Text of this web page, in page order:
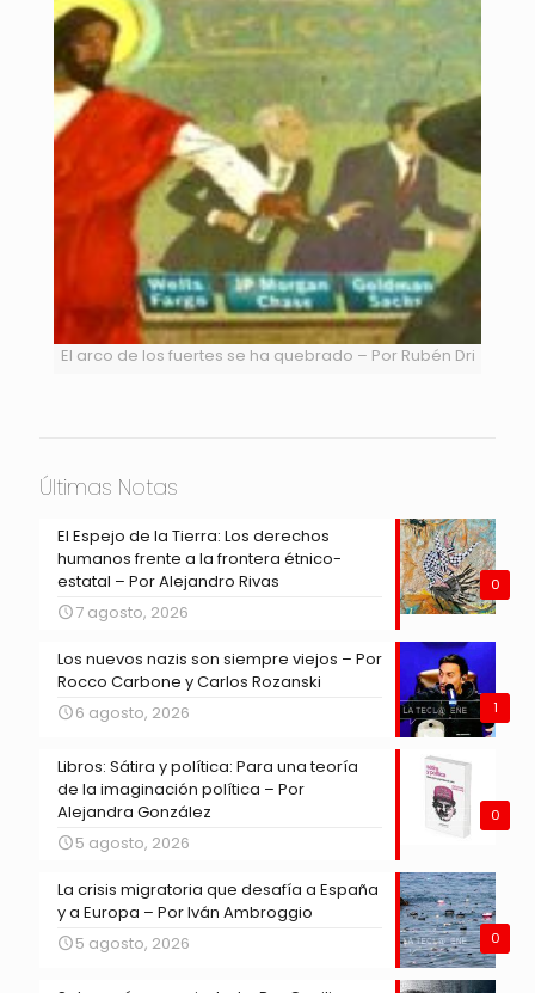
El arco de los fuertes se ha quebrado – Por Rubén Dri
Últimas Notas
0
El Espejo de la Tierra: Los derechos
humanos frente a la frontera étnico-
estatal – Por Alejandro Rivas
7 agosto, 2026
1
Los nuevos nazis son siempre viejos – Por
Rocco Carbone y Carlos Rozanski
6 agosto, 2026
0
Libros: Sátira y política: Para una teoría
de la imaginación política – Por
Alejandra González
5 agosto, 2026
0
La crisis migratoria que desafía a España
y a Europa – Por Iván Ambroggio
5 agosto, 2026